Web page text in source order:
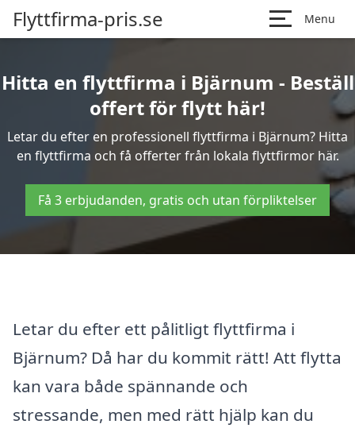
Flyttfirma-pris.se Menu
Hitta en flyttfirma i Bjärnum - Beställ
offert för flytt här!
Letar du efter en professionell flyttfirma i Bjärnum? Hitta
en flyttfirma och få offerter från lokala flyttfirmor här.
Få 3 erbjudanden, gratis och utan förpliktelser
Letar du efter ett pålitligt flyttfirma i
Bjärnum? Då har du kommit rätt! Att flytta
kan vara både spännande och
stressande, men med rätt hjälp kan du